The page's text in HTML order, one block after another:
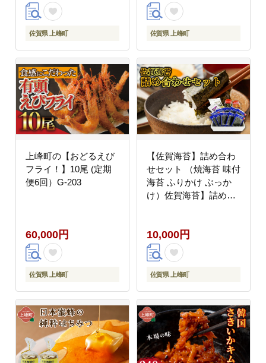
佐賀県 上峰町 佐賀県 上峰町
上峰町の【おどるえび
フライ！】10尾 (定期
便6回）G-203
60,000円
佐賀県 上峰町
【佐賀海苔】詰め合わ
せセット （焼海苔 味付
海苔 ふりかけ ぶっか
け）佐賀海苔】詰め合
け）B-1106
10,000円
佐賀県 上峰町